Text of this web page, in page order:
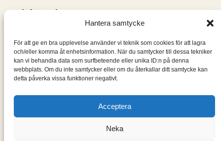
Hantera samtycke
För att ge en bra upplevelse använder vi teknik som cookies för att lagra
och/eller komma åt enhetsinformation. När du samtycker till dessa tekniker
kan vi behandla data som surfbeteende eller unika ID:n på denna
webbplats. Om du inte samtycker eller om du återkallar ditt samtycke kan
detta påverka vissa funktioner negativt.
Acceptera
Neka
Information
Om mig & om bloggen
S
ö
k